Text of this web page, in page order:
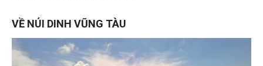
VỀ NÚI DINH VŨNG TÀU